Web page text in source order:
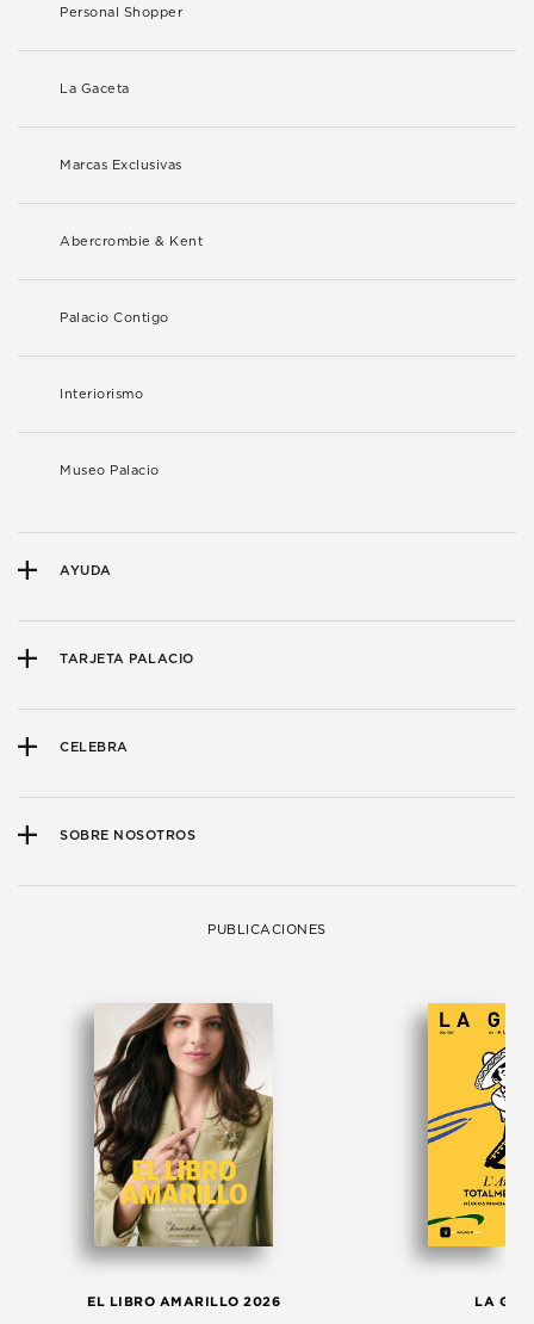
Personal Shopper
La Gaceta
Marcas Exclusivas
Abercrombie & Kent
Palacio Contigo
Interiorismo
Museo Palacio
AYUDA
TARJETA PALACIO
CELEBRA
SOBRE NOSOTROS
PUBLICACIONES
EL LIBRO AMARILLO 2026 LA